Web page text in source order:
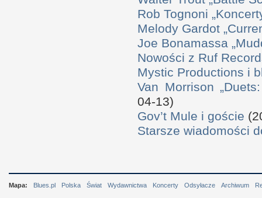
Rob Tognoni
Melody Gardot
Joe Bonamassa
Nowości z Ruf
Mystic Productions i
Van Morrison
04-13)
Gov’t Mule i goście
Starsze wiadomości
Mapa: Blues.pl Polska Świat Wydawnictwa Koncerty Odsyłacze Archiwum